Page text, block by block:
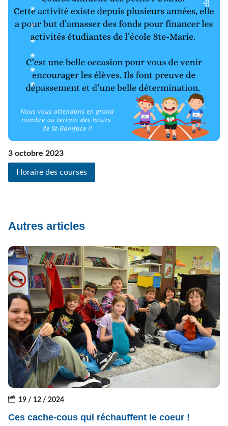
3 octobre 2023
Horaire des courses
Autres articles
19 / 12 / 2024
Ces cache-cous qui réchauffent le coeur !